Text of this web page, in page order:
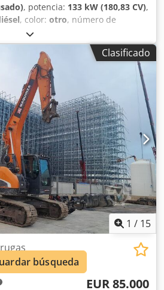
, potencia: 133 kW (180,83 CV),
, color: otro, número de
08/2016
6.868 h, Equipamiento:
Opciones y accesorios adicionales =
= Estado: Tipo CE: CE =
Información general Cabina:
Número de cilindros: 4
cm³ Ancho de las orugas: 259
kg Dimensiones (largo x ancho x
Funcional Alcance máximo: 1001
Sí Dodpfx Ajzph Rmonfskr
Estado técnico: muy bueno Estado
Clasificado
1 / 15
EUR 85.000
búsqueda